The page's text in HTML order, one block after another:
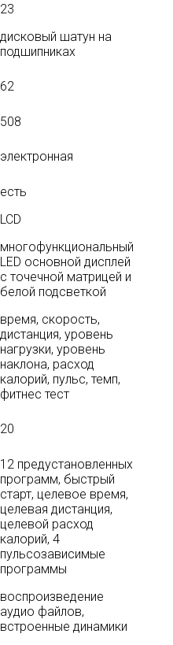
23
дисковый шатун на
подшипниках
62
508
электронная
есть
LCD
многофункциональный
LЕD основной дисплей
с точечной матрицей и
белой подсветкой
время, скорость,
дистанция, уровень
нагрузки, уровень
наклона, расход
калорий, пульс, темп,
фитнес тест
20
12 предустановленных
программ, быстрый
старт, целевое время,
целевая дистанция,
целевой расход
калорий, 4
пульсозависимые
программы
воспроизведение
аудио файлов,
встроенные динамики